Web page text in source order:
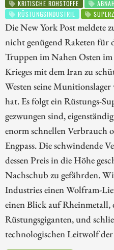
KRITISCHE ROHSTOFFE
RÜSTUNGSINDUSTRIE
Die New York Post meldete
nicht genügend Raketen für
Truppen im Nahen Osten im
Krieges mit dem Iran zu
Westen seine
hat. Es folgt ein Rüstungs-
gezwungen sind,
enorm schnellen Verbrauch
Engpass. Die schwindende
dessen Preis in die Höhe
Nachschub zu gefährden.
Industries einen Wolfram-
einen Blick auf Rheinmetall,
Rüstungsgiganten, und
technologischen Leitwolf